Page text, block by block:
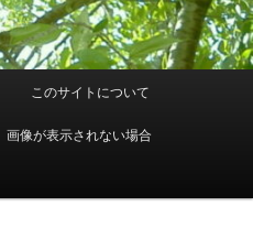
このサイトについて
画像が表示されない場合